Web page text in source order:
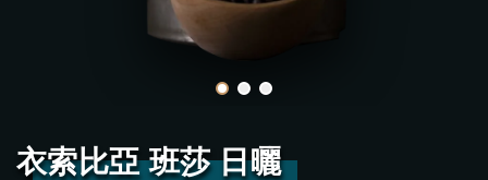
衣索比亞 班莎 日曬